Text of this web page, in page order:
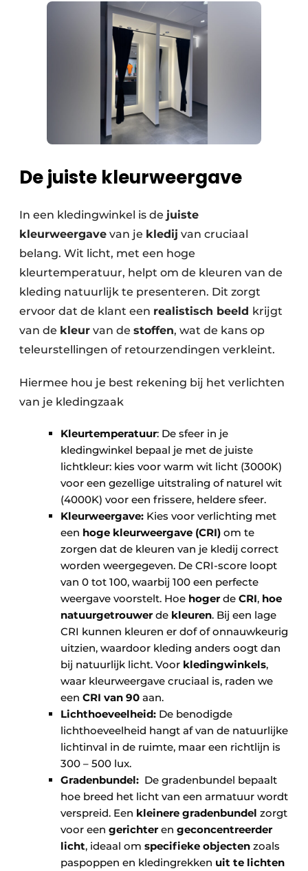
De juiste kleurweergave
In een kledingwinkel is de juiste
kleurweergave van je kledij van cruciaal
belang. Wit licht, met een hoge
kleurtemperatuur, helpt om de kleuren van de
kleding natuurlijk te presenteren. Dit zorgt
ervoor dat de klant een realistisch beeld krijgt
van de kleur van de stoffen, wat de kans op
teleurstellingen of retourzendingen verkleint.
Hiermee hou je best rekening bij het verlichten
van je kledingzaak
Kleurtemperatuur: De sfeer in je
kledingwinkel bepaal je met de juiste
lichtkleur: kies voor warm wit licht (3000K)
voor een gezellige uitstraling of naturel wit
(4000K) voor een frissere, heldere sfeer.
Kleurweergave: Kies voor verlichting met
een hoge kleurweergave (CRI) om te
zorgen dat de kleuren van je kledij correct
worden weergegeven. De CRI-score loopt
van 0 tot 100, waarbij 100 een perfecte
weergave voorstelt. Hoe hoger de CRI, hoe
natuurgetrouwer de kleuren. Bij een lage
CRI kunnen kleuren er dof of onnauwkeurig
uitzien, waardoor kleding anders oogt dan
bij natuurlijk licht. Voor kledingwinkels,
waar kleurweergave cruciaal is, raden we
een CRI van 90 aan.
Lichthoeveelheid: De benodigde
lichthoeveelheid hangt af van de natuurlijke
lichtinval in de ruimte, maar een richtlijn is
300 – 500 lux.
Gradenbundel: De gradenbundel bepaalt
hoe breed het licht van een armatuur wordt
verspreid. Een kleinere gradenbundel zorgt
voor een gerichter en geconcentreerder
licht, ideaal om specifieke objecten zoals
paspoppen en kledingrekken uit te lichten